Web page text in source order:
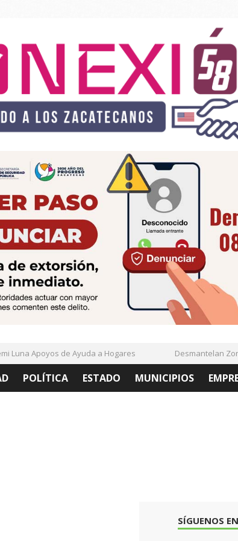
Luna Apoyos de Ayuda a Hogares Desmantelan
POLÍTICA ESTADO MUNICIPIOS
SÍGUENOS